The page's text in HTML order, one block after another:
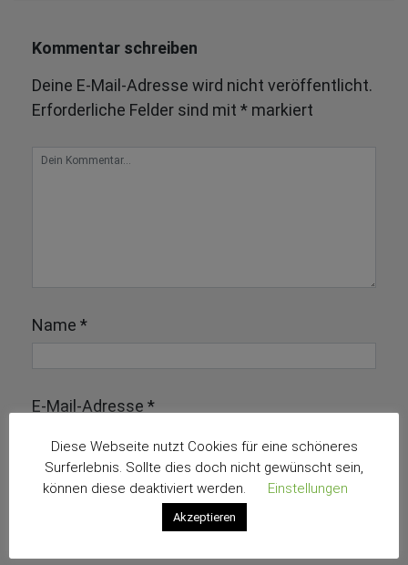
Kommentar schreiben
Deine E-Mail-Adresse wird nicht veröffentlicht.
Erforderliche Felder sind mit * markiert
Name *
E-Mail-Adresse *
Diese Webseite nutzt Cookies für eine schöneres
Surferlebnis. Sollte dies doch nicht gewünscht sein,
können diese deaktiviert werden.
Einstellungen
Akzeptieren